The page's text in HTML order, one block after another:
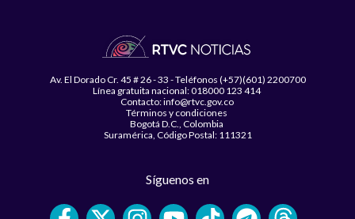
Av. El Dorado Cr. 45 # 26 - 33 - Teléfonos (+57)(601) 2200700
Línea gratuita nacional: 018000 123 414
Contacto: info@rtvc.gov.co
Términos y condiciones
Bogotá D.C., Colombia
Suramérica, Código Postal: 111321
Síguenos en